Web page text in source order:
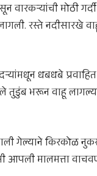
मोठी गर्दी
रस्ते नदीसारखे
धबधबे
तुडुंब भरून वाहू
गेल्याने किरकोळ
आपली मालमत्ता